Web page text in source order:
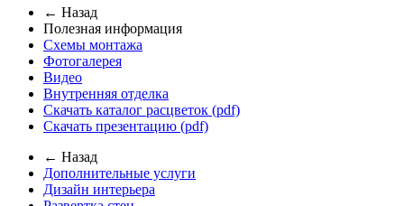
← Назад
Полезная информация
Схемы монтажа
Фотогалерея
Видео
Внутренняя отделка
Скачать каталог расцветок (pdf)
Скачать презентацию (pdf)
← Назад
Дополнительные услуги
Дизайн интерьера